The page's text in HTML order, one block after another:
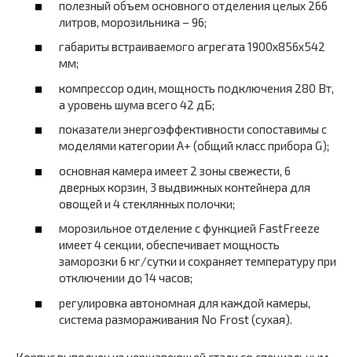
полезный объем основного отделения целых 266
литров, морозильника – 96;
габариты встраиваемого агрегата 1900x856x542
мм;
компрессор один, мощность подключения 280 Вт,
а уровень шума всего 42 дБ;
показатели энергоэффективности сопоставимы с
моделями категории А+ (общий класс прибора G);
основная камера имеет 2 зоны свежести, 6
дверных корзин, 3 выдвижных контейнера для
овощей и 4 стеклянных полочки;
морозильное отделение с функцией FastFreeze
имеет 4 секции, обеспечивает мощность
заморозки 6 кг/сутки и сохраняет температуру при
отключении до 14 часов;
регулировка автономная для каждой камеры,
система размораживания No Frost (сухая).